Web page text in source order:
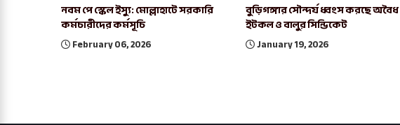
নবম পে স্কেল ইস্যু: মোল্লাহাটে সরকারি
কর্মচারীদের কর্মসূচি
February 06, 2026
বুড়িগঙ্গার সৌন্দর্য ধ্বংস করছে অবৈধ
ইটকল ও বালুর সিন্ডিকেট
January 19, 2026